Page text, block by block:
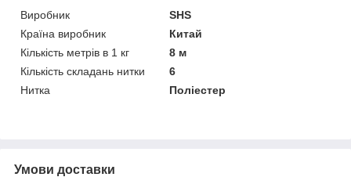
Виробник
SHS
Країна виробник
Китай
Кількість метрів в 1 кг
8 м
Кількість складань нитки
6
Нитка
Поліестер
Умови доставки